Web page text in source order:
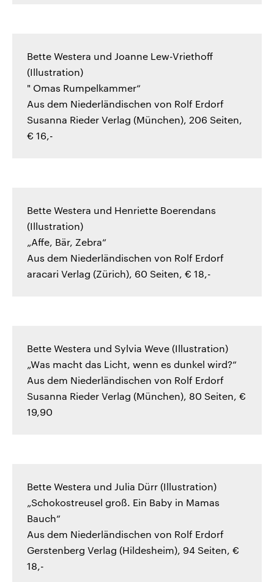
Bette Westera und Joanne Lew-Vriethoff
(Illustration)
" Omas Rumpelkammer“
Aus dem Niederländischen von Rolf Erdorf
Susanna Rieder Verlag (München), 206 Seiten,
€ 16,-
Bette Westera und Henriette Boerendans
(Illustration)
„Affe, Bär, Zebra“
Aus dem Niederländischen von Rolf Erdorf
aracari Verlag (Zürich), 60 Seiten, € 18,-
Bette Westera und Sylvia Weve (Illustration)
„Was macht das Licht, wenn es dunkel wird?“
Aus dem Niederländischen von Rolf Erdorf
Susanna Rieder Verlag (München), 80 Seiten, €
19,90
Bette Westera und Julia Dürr (Illustration)
„Schokostreusel groß. Ein Baby in Mamas
Bauch“
Aus dem Niederländischen von Rolf Erdorf
Gerstenberg Verlag (Hildesheim), 94 Seiten, €
18,-